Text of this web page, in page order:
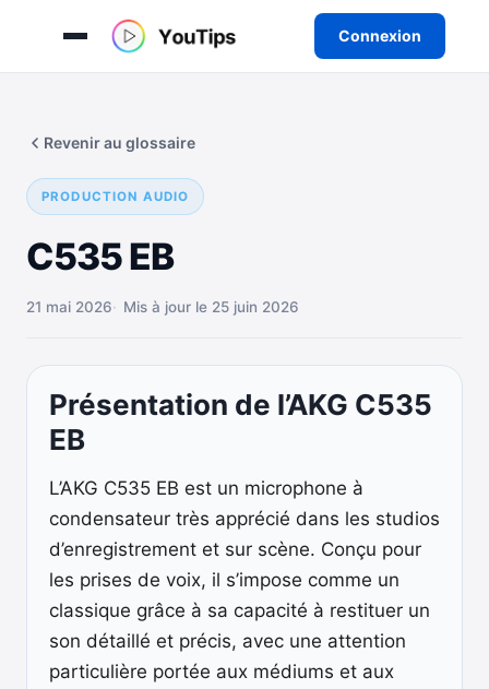
Connexion
contenu
PRODUCTION AUDIO
C535 EB
Revenir au glossaire
21 mai 2026 Mis à jour le 25 juin 2026
Présentation de l’AKG C535
EB
L’AKG C535 EB est un microphone à
condensateur très apprécié dans les studios
d’enregistrement et sur scène. Conçu pour
les prises de voix, il s’impose comme un
classique grâce à sa capacité à restituer un
son détaillé et précis, avec une attention
particulière portée aux médiums et aux